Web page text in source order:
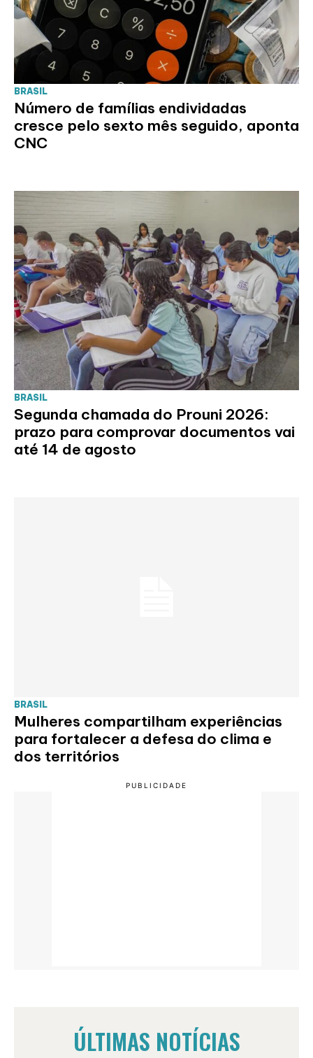
BRASIL
Número de famílias endividadas
cresce pelo sexto mês seguido, aponta
CNC
BRASIL
Segunda chamada do Prouni 2026:
prazo para comprovar documentos vai
até 14 de agosto
BRASIL
Mulheres compartilham experiências
para fortalecer a defesa do clima e
dos territórios
ÚLTIMAS NOTÍCIAS